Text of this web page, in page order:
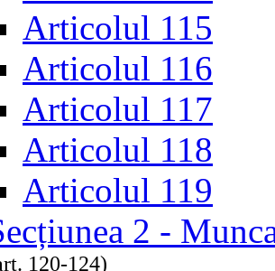
Articolul 115
Articolul 116
Articolul 117
Articolul 118
Articolul 119
2 -
120-124)